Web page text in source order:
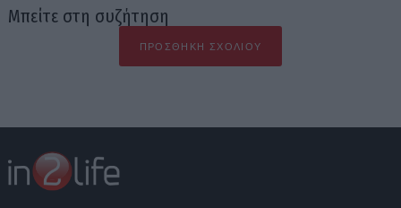
Μπείτε στη συζήτηση
ΠΡΟΣΘΉΚΗ ΣΧΟΛΊΟΥ